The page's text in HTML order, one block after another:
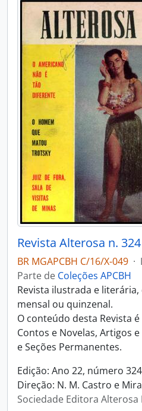
Revista Alterosa n. 324
BR MGAPCBH C/16/X-049 ·
Parte de Coleções APCBH
Revista ilustrada e
mensal ou quinzenal.
O conteúdo desta Revista
Contos e Novelas, Artigos
e Seções Permanentes.
Edição: Ano 22, número
Direção: N. M. Castro e
Sociedade Editora Alterosa